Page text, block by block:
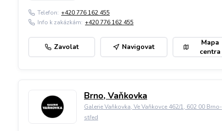
Telefon: +420 776 162 455
Info k zakázkám: +420 776 162 455
Zavolat Navigovat
Mapa
centra
Brno, Vaňkovka
Galerie Vaňkovka, Ve Vaňkovce 462/1, 602 00 Brno-
střed